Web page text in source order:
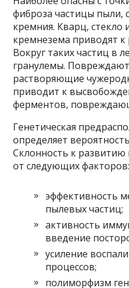
фиброза частицы
кремния. Кварц, стекло
кремнезема приводят к
Вокруг таких частиц в
гранулемы.
растворяющие
приводит к
ферментов,
Генетическая
определяет
Склонность к
от следующих факторов:
эффективность
пылевых частиц;
активность
введение
усиление
процессов;
полиморфизм